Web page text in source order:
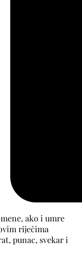
ako i umre
riječima
punac, svekar i